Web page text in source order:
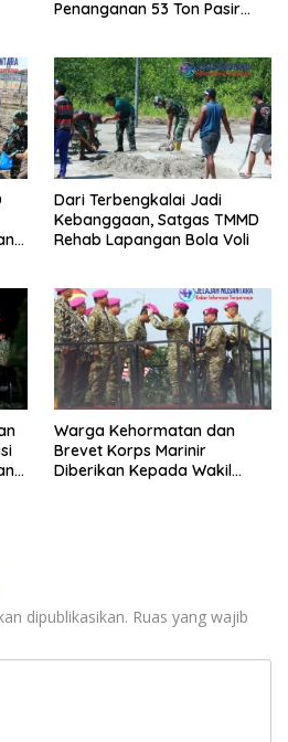
Penanganan 53 Ton Pasir
Dari Terbengkalai Jadi
Kebanggaan, Satgas TMMD
Rehab Lapangan Bola Voli
Warga Kehormatan dan
Brevet Korps Marinir
Diberikan Kepada Wakil
dipublikasikan. Ruas yang wajib